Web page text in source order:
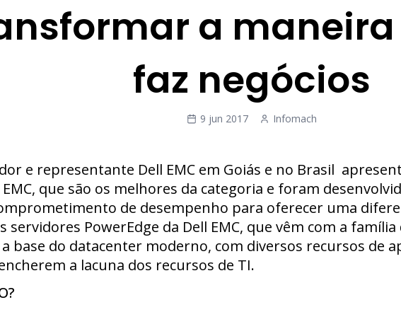
a
faz negócios
9 jun 2017 Infomach
e representante Dell EMC em Goiás e no Brasil
EMC, que são os melhores da categoria e foram
de desempenho para oferecer uma
servidores PowerEdge da Dell EMC, que vêm com a
base do datacenter moderno, com diversos recursos de
a lacuna dos recursos de TI.